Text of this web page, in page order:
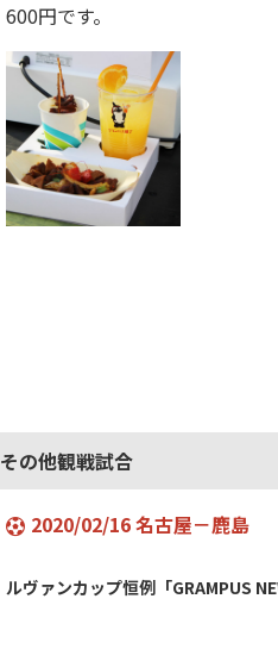
600円です。
その他観戦試合
2020/02/16 名古屋－鹿島
ルヴァンカップ恒例「GRAMPUS